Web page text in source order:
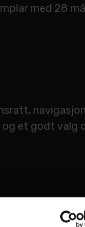
med 28
et godt valg